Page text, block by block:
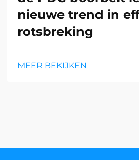
nieuwe trend in
rotsbreking
MEER BEKIJKEN